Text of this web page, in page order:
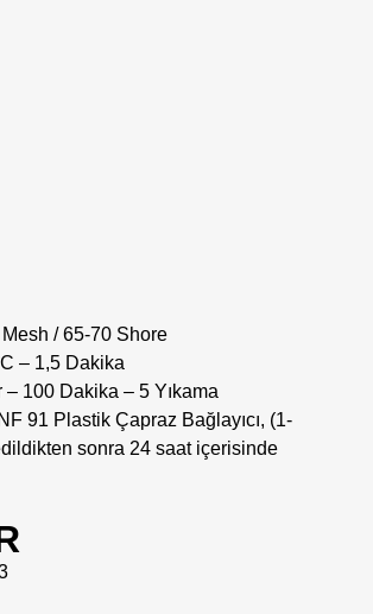
/ 65-70 Shore
– 1,5 Dakika
100 Dakika – 5 Yıkama
91 Plastik Çapraz Bağlayıcı, (1-
sonra 24 saat içerisinde